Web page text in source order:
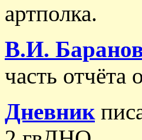
артполка.
В.И.
часть
Дневник